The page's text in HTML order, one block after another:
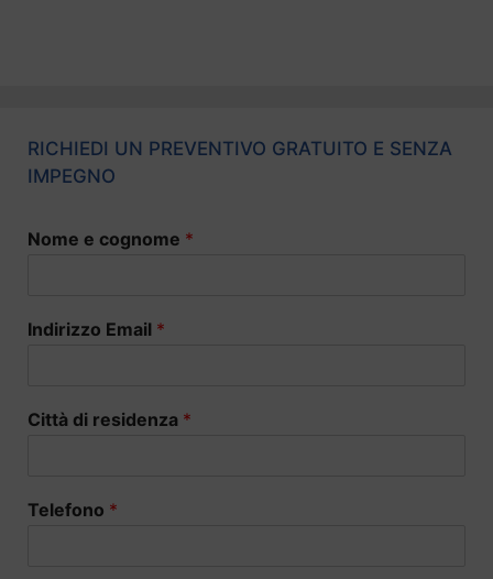
RICHIEDI UN PREVENTIVO GRATUITO E SENZA
IMPEGNO
Nome e cognome *
Indirizzo Email *
Città di residenza *
Telefono *